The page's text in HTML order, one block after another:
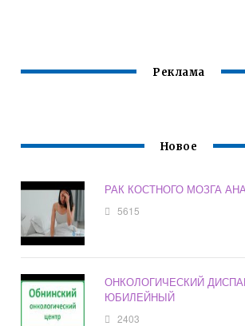
Реклама
Новое
РАК КОСТНОГО МОЗГА
5615
ОНКОЛОГИЧЕСКИЙ
ЮБИЛЕЙНЫЙ
2403